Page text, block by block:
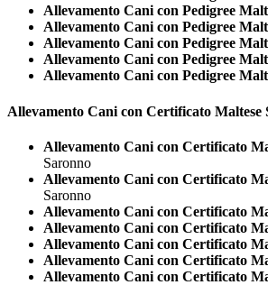
Allevamento Cani con Pedigree
Allevamento Cani con Pedigree
Allevamento Cani con Pedigree
Allevamento Cani con Pedigree
Allevamento Cani con Pedigree
Allevamento Cani con Certificato Maltese
Allevamento Cani con Certificato
Saronno
Allevamento Cani con Certificato
Saronno
Allevamento Cani con Certificato
Allevamento Cani con Certificato
Allevamento Cani con Certificato
Allevamento Cani con Certificato
Allevamento Cani con Certificato